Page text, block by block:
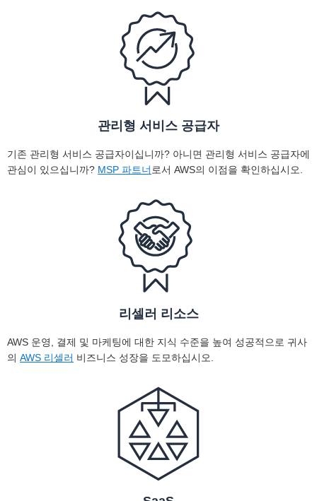
관리형 서비스 공급자
기존 관리형 서비스 공급자이십니까? 아니면 관리형 서비스 공급자에
관심이 있으십니까? MSP 파트너 로서 AWS의 이점을 확인하십시오.
리셀러 리소스
AWS 운영, 결제 및 마케팅에 대한 지식 수준을 높여 성공적으로 귀사
의 AWS 리셀러 비즈니스 성장을 도모하십시오.